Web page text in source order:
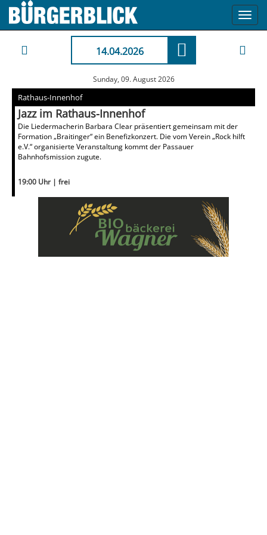
14.04.2026
Sunday, 09. August 2026
Rathaus-Innenhof
Jazz im Rathaus-Innenhof
Die Liedermacherin Barbara Clear präsentiert gemeinsam mit der
Formation „Braitinger“ ein Benefizkonzert. Die vom Verein „Rock hilft
e.V.“ organisierte Veranstaltung kommt der Passauer
Bahnhofsmission zugute.
19:00 Uhr | frei